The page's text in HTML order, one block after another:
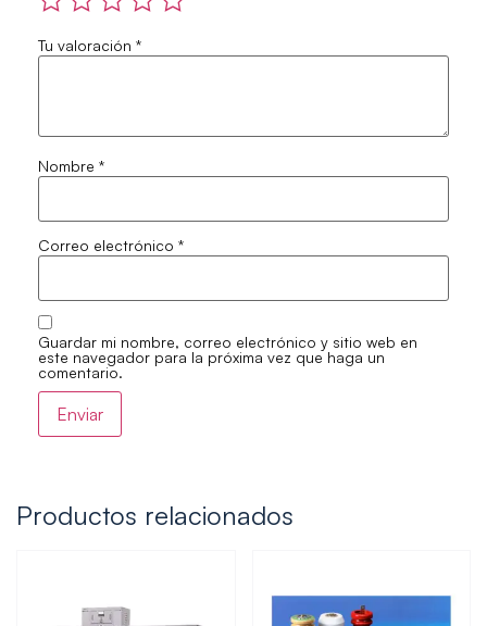
Tu valoración *
Nombre *
Correo electrónico *
Guardar mi nombre, correo electrónico y sitio web en
este navegador para la próxima vez que haga un
comentario.
Productos relacionados